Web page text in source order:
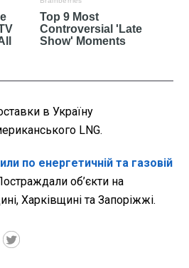
в Україну
LNG.
по енергетичній та газовій
об’єкти на
Харківщині та Запоріжжі.